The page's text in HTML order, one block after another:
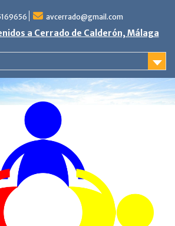
avcerrado@gmail.com
a Cerrado de Calderón, Málaga